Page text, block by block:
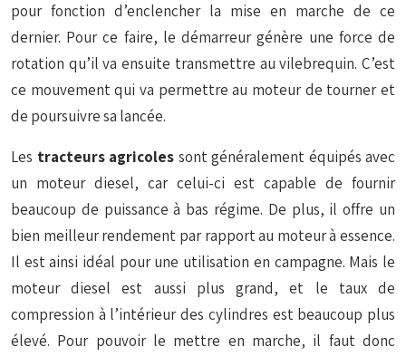
pour fonction d’enclencher la mise en marche de ce
dernier. Pour ce faire, le démarreur génère une force de
rotation qu’il va ensuite transmettre au vilebrequin. C’est
ce mouvement qui va permettre au moteur de tourner et
de poursuivre sa lancée.
Les tracteurs agricoles sont généralement équipés avec
un moteur diesel, car celui-ci est capable de fournir
beaucoup de puissance à bas régime. De plus, il offre un
bien meilleur rendement par rapport au moteur à essence.
Il est ainsi idéal pour une utilisation en campagne. Mais le
moteur diesel est aussi plus grand, et le taux de
compression à l’intérieur des cylindres est beaucoup plus
élevé. Pour pouvoir le mettre en marche, il faut donc